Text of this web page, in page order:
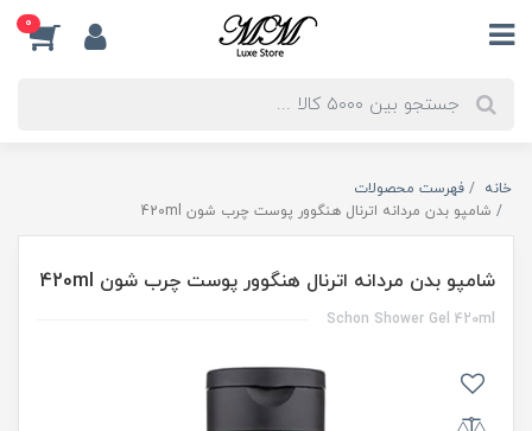
0
خانه
فهرست محصولات
شامپو بدن مردانه اترنال هنگوور پوست چرب شون 420ml
شامپو بدن مردانه اترنال هنگوور پوست چرب شون 420ml
Schon Shower Gel 420ml